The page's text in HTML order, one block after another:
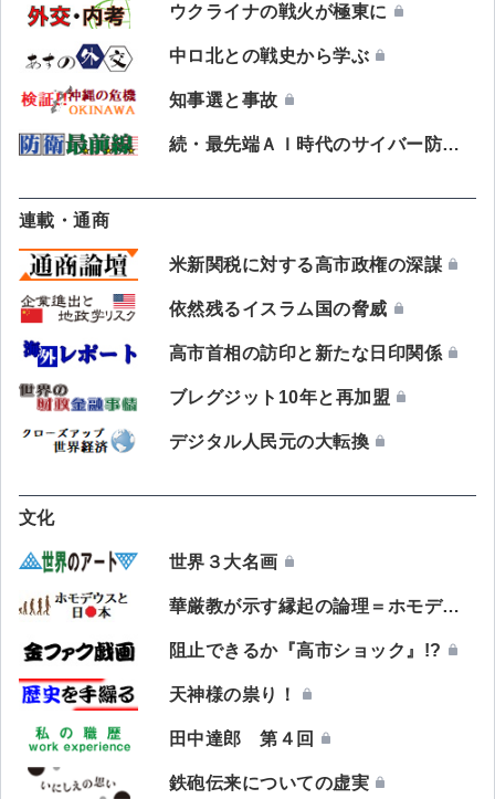
ウクライナの戦火が極東に
中ロ北との戦史から学ぶ
知事選と事故
続・最先端ＡＩ時代のサイバー防御
連載・通商
米新関税に対する高市政権の深謀
依然残るイスラム国の脅威
高市首相の訪印と新たな日印関係
ブレグジット10年と再加盟
デジタル人民元の大転換
文化
世界３大名画
華厳教が示す縁起の論理＝ホモデウスとレンマ②
阻止できるか『高市ショック』!?
天神様の祟り！
田中達郎 第４回
鉄砲伝来についての虚実